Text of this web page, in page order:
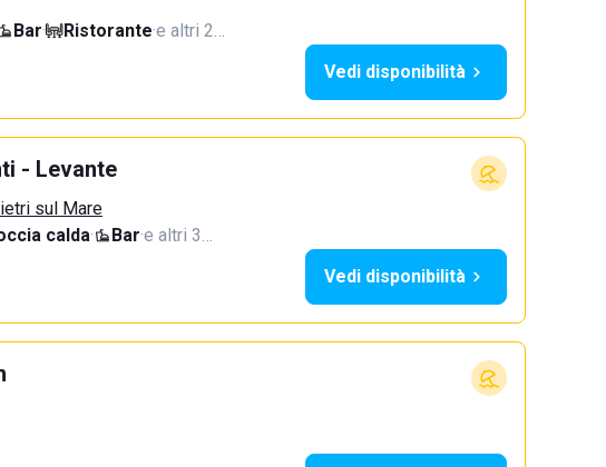
Bar· Ristorante·e altri 2…
Vedi disponibilità
- Levante
sul Mare
calda· Bar·e altri 3…
Vedi disponibilità